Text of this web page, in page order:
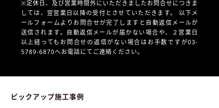
※定休日、及び営業時間外にいただきましたお問合せにつきま
しては、翌営業日以降の受付とさせていただきます。 以下メ
ールフォームよりお問合せが完了しますと自動返信メールが
送信されます。自動返信メールが届かない場合や、
２営業日
以上経ってもお問合せの返信がない場合はお手数ですが03-
5789-6870へお電話にてご連絡ください。
ピックアップ施工事例